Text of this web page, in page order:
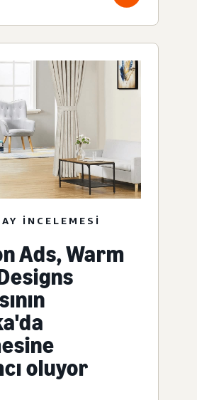
INCELEMESI
Ads, Warm
oluyor